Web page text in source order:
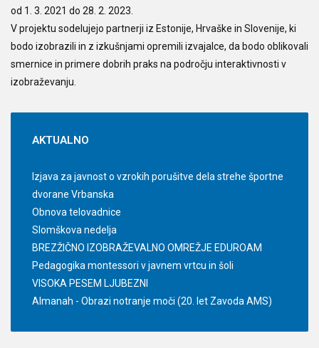
od 1. 3. 2021 do 28. 2. 2023.
V projektu sodelujejo partnerji iz Estonije, Hrvaške in Slovenije, ki
bodo izobrazili in z izkušnjami opremili izvajalce, da bodo oblikovali
smernice in primere dobrih praks na področju interaktivnosti v
izobraževanju.
AKTUALNO
Izjava za javnost o vzrokih porušitve dela strehe športne
dvorane Vrbanska
Obnova telovadnice
Slomškova nedelja
BREZŽIČNO IZOBRAŽEVALNO OMREŽJE EDUROAM
Pedagogika montessori v javnem vrtcu in šoli
VISOKA PESEM LJUBEZNI
Almanah - Obrazi notranje moči (20. let Zavoda AMS)